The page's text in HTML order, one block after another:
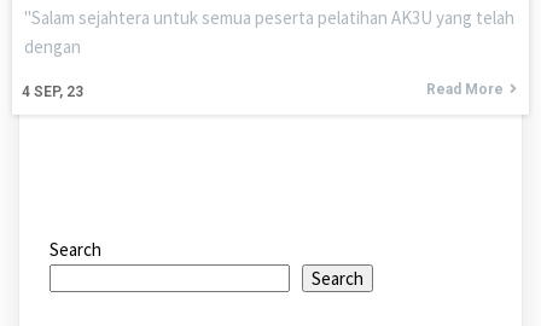
4 SEP, 23
"Salam sejahtera untuk semua peserta pelatihan AK3U yang telah
dengan
Read More
Search
Search